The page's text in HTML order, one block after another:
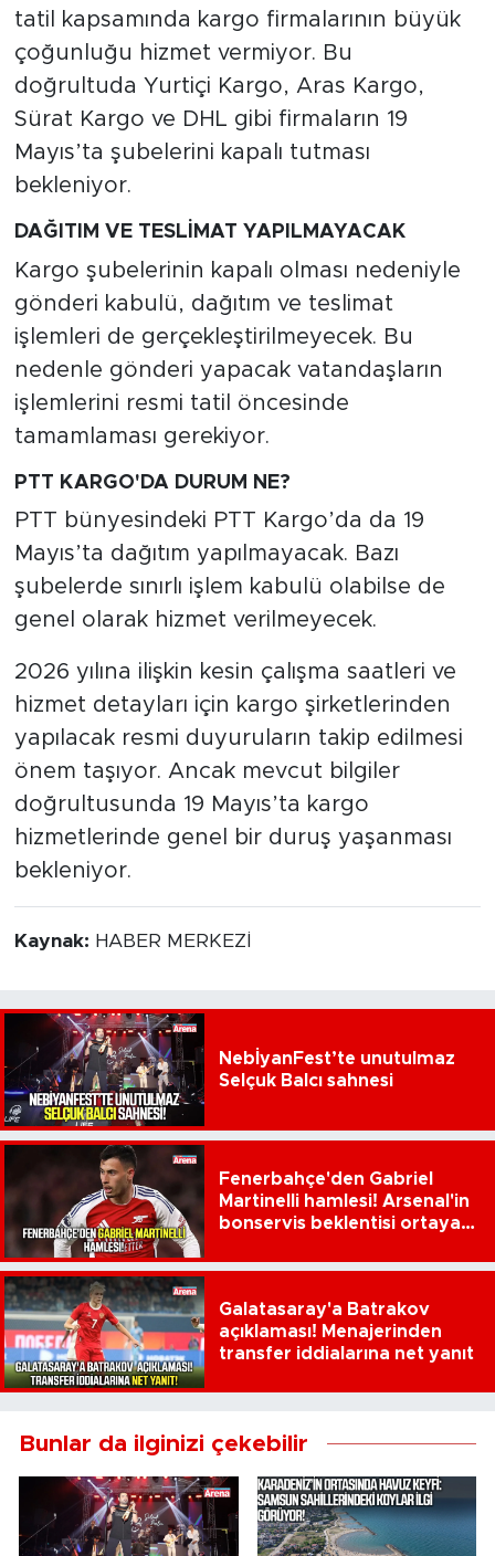
tatil kapsamında kargo firmalarının büyük
çoğunluğu hizmet vermiyor. Bu
doğrultuda Yurtiçi Kargo, Aras Kargo,
Sürat Kargo ve DHL gibi firmaların 19
Mayıs’ta şubelerini kapalı tutması
bekleniyor.
DAĞITIM VE TESLİMAT YAPILMAYACAK
Kargo şubelerinin kapalı olması nedeniyle
gönderi kabulü, dağıtım ve teslimat
işlemleri de gerçekleştirilmeyecek. Bu
nedenle gönderi yapacak vatandaşların
işlemlerini resmi tatil öncesinde
tamamlaması gerekiyor.
PTT KARGO'DA DURUM NE?
PTT bünyesindeki PTT Kargo’da da 19
Mayıs’ta dağıtım yapılmayacak. Bazı
şubelerde sınırlı işlem kabulü olabilse de
genel olarak hizmet verilmeyecek.
2026 yılına ilişkin kesin çalışma saatleri ve
hizmet detayları için kargo şirketlerinden
yapılacak resmi duyuruların takip edilmesi
önem taşıyor. Ancak mevcut bilgiler
doğrultusunda 19 Mayıs’ta kargo
hizmetlerinde genel bir duruş yaşanması
bekleniyor.
Kaynak: HABER MERKEZİ
NebİyanFest’te unutulmaz
Selçuk Balcı sahnesi
Fenerbahçe'den Gabriel
Martinelli hamlesi! Arsenal'in
bonservis beklentisi ortaya
Galatasaray'a Batrakov
açıklaması! Menajerinden
transfer iddialarına net yanıt
Bunlar da ilginizi çekebilir